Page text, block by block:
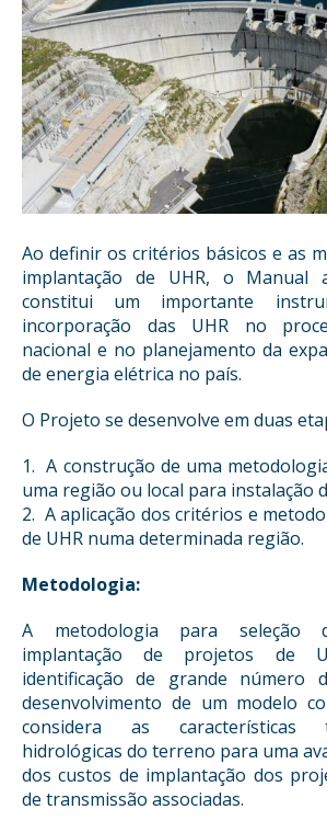
Ao definir os critérios básicos e as
implantação de UHR, o Manual
constitui um importante
incorporação das UHR no
nacional e no planejamento da
de energia elétrica no país.
O Projeto se desenvolve em duas
1. A construção de uma
uma região ou local para instalação
2. A aplicação dos critérios e
de UHR numa determinada região.
Metodologia:
A metodologia para seleção
implantação de projetos de
identificação de grande número
desenvolvimento de um modelo
considera as características
hidrológicas do terreno para uma
dos custos de implantação dos
de transmissão associadas.